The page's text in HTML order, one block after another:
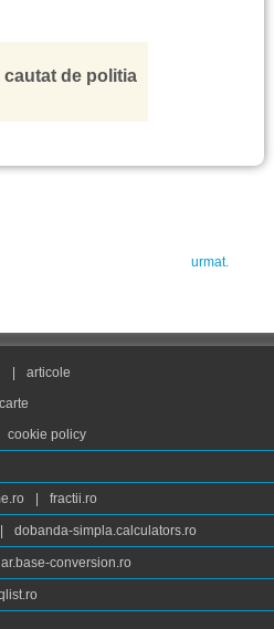
cautat de politia
urmat.
articole
carte
cookie policy
fractii.ro
dobanda-simpla.calculators.ro
conversion.ro